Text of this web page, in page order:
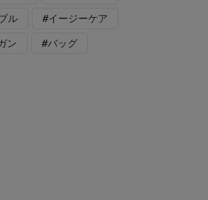
ル #イージーケア
ン #バッグ